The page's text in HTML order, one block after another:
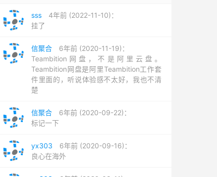
sss
4年前 (2022-11-10)：
挂了
信聚合
6年前 (2020-11-19)：
Teambition网盘，不是阿里云盘。
Teambition网盘是阿里Teambition工作套
件里面的，听说体验感不太好，我也不清
楚
信聚合
6年前 (2020-09-22)：
标记一下
yx303
6年前 (2020-09-16)：
良心在海外